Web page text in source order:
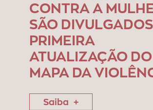
CONTRA A
SÃO
PRIMEIRA
ATUALIZAÇÃO DO
MAPA DA
Saiba